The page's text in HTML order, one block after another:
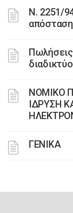
Ν. 2251/
ΝΟΜΙΚΟ
ΙΔΡΥΣΗ
ΓΕΝΙΚΑ